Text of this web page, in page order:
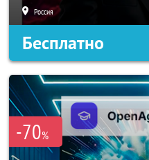
Россия
Бесплатно
-70%